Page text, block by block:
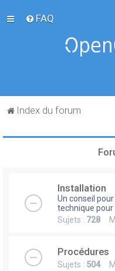
FAQ
Index du forum
Installation
Un conseil
technique pour
Sujets : 728
Procédures
Sujets : 504